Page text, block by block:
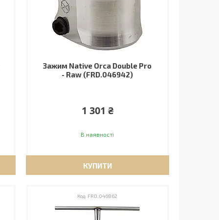
Зажим Native Orca Double Pro
- Raw (FRD.046942)
1 301 ₴
В наявності
КУПИТИ
FRD.046862